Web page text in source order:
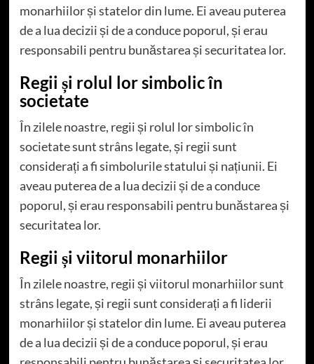
monarhiilor și statelor din lume. Ei aveau puterea
de a lua decizii și de a conduce poporul, și erau
responsabili pentru bunăstarea și securitatea lor.
Regii și rolul lor simbolic în
societate
În zilele noastre, regii și rolul lor simbolic în
societate sunt strâns legate, și regii sunt
considerați a fi simbolurile statului și națiunii. Ei
aveau puterea de a lua decizii și de a conduce
poporul, și erau responsabili pentru bunăstarea și
securitatea lor.
Regii și viitorul monarhiilor
În zilele noastre, regii și viitorul monarhiilor sunt
strâns legate, și regii sunt considerați a fi liderii
monarhiilor și statelor din lume. Ei aveau puterea
de a lua decizii și de a conduce poporul, și erau